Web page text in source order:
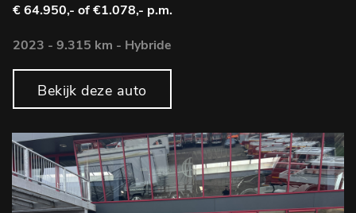
€ 64.950,- of €1.078,- p.m.
2023 - 9.315 km - Hybride
Bekijk deze auto